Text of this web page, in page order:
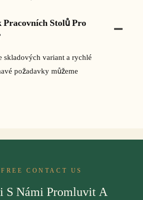
Pracovních Stolů Pro
skladových variant a rychlé
požadavky můžeme
CONTACT US
S Námi Promluvit A